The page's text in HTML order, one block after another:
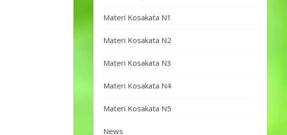
Materi Kosakata N1
Materi Kosakata N2
Materi Kosakata N3
Materi Kosakata N4
Materi Kosakata N5
News